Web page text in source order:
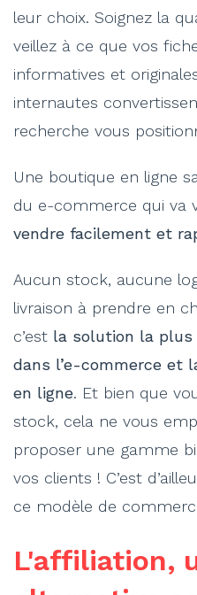
leur choix. Soignez la
veillez à ce que vos
informatives et
internautes
recherche vous
Une boutique en ligne
du e-commerce qui va
vendre facilement et
Aucun stock, aucune
livraison à prendre en
c’est la solution la plus
dans l’e-commerce et
en ligne. Et bien que
stock, cela ne vous
proposer une gamme
vos clients ! C’est
ce modèle de
L'affiliation,